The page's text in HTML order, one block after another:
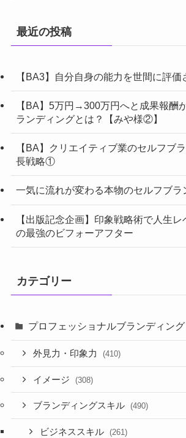
最近の投稿
【BA3】自分自身の能力を世間に評価
【BA】5万円→300万円へと成果報酬
ランディングとは？【みや様②】
【BA】クリエイティブ業のセルフブ
長戦略①
一気に流れが変わる本物のセルフブラ
【出版記念企画】印象戦略術で人生
の最強のビフォーアフター
カテゴリー
プロフェッショナルブランディング
外見力・印象力 (410)
イメージ (308)
ブランディングスキル (490)
ビジネススキル (261)